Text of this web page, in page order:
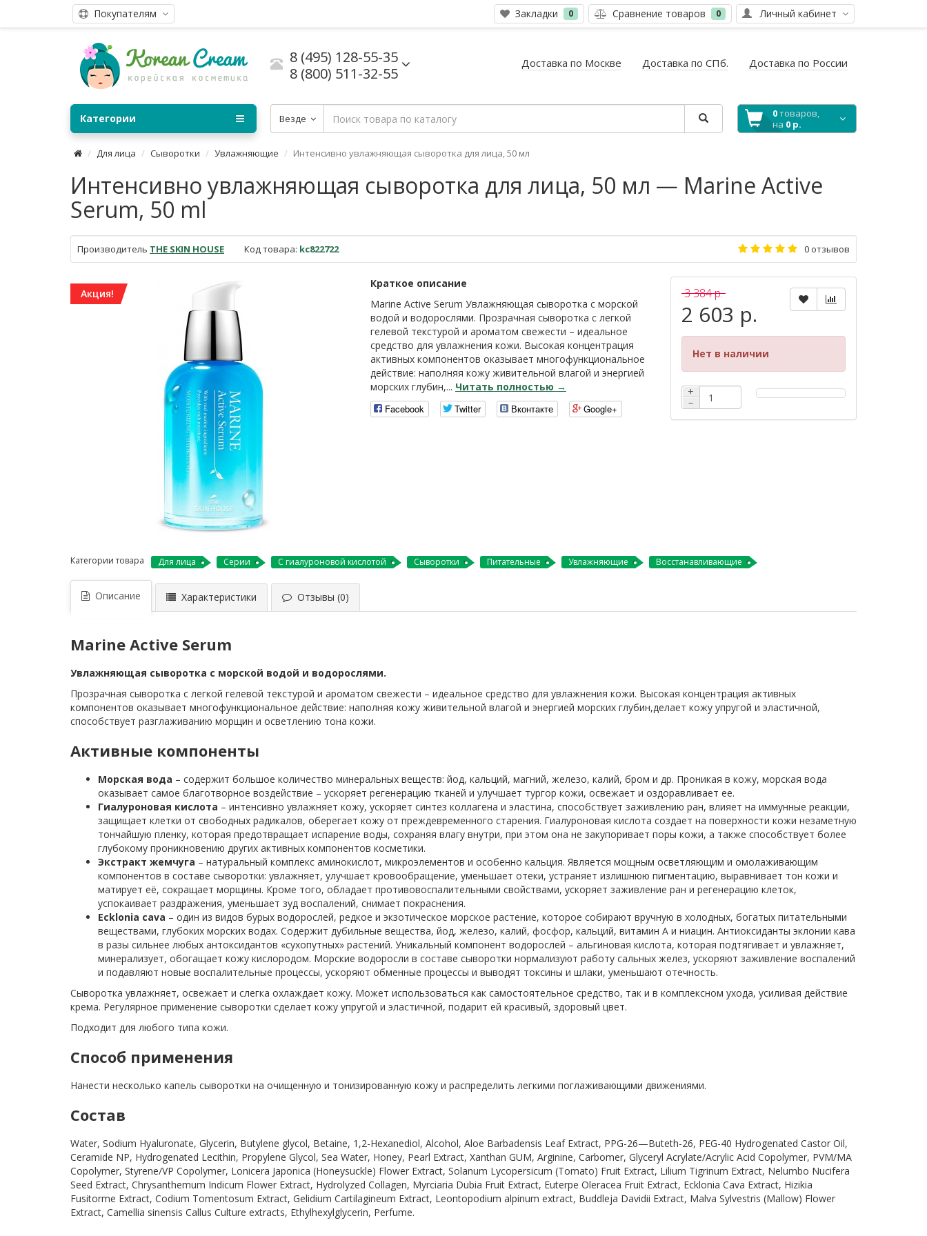
Личный кабинет
Покупателям Закладки 0 Сравнение товаров 0
8 (495) 128-55-35
8 (800) 511-32-55
Доставка по Москве Доставка по СПб. Доставка по России
Везде 0товаров,
на 0 р.
Категории
Для лица Сыворотки Увлажняющие Интенсивно увлажняющая сыворотка для лица, 50 мл
Интенсивно увлажняющая сыворотка для лица, 50 мл — Marine Active
Serum, 50 ml
Производитель THE SKIN HOUSE Код товара: kc822722 0 отзывов
Акция!
Краткое описание
Marine Active Serum Увлажняющая сыворотка с морской
водой и водорослями. Прозрачная сыворотка с легкой
гелевой текстурой и ароматом свежести – идеальное
средство для увлажнения кожи. Высокая концентрация
активных компонентов оказывает многофункциональное
действие: наполняя кожу живительной влагой и энергией
морских глубин,... Читать полностью →
Facebook
Twitter Вконтакте Google+
3 384 р.
2 603 р.
Нет в наличии
+
−
Категории товара Для лица Серии С гиалуроновой кислотой Сыворотки Питательные Увлажняющие Восстанавливающие
Описание Характеристики Отзывы (0)
Marine Active Serum
Увлажняющая сыворотка с морской водой и водорослями.
Прозрачная сыворотка с легкой гелевой текстурой и ароматом свежести – идеальное средство для увлажнения кожи. Высокая концентрация активных
компонентов оказывает многофункциональное действие: наполняя кожу живительной влагой и энергией морских глубин,делает кожу упругой и эластичной,
способствует разглаживанию морщин и осветлению тона кожи.
Активные компоненты
Морская вода – содержит большое количество минеральных веществ: йод, кальций, магний, железо, калий, бром и др. Проникая в кожу, морская вода
оказывает самое благотворное воздействие – ускоряет регенерацию тканей и улучшает тургор кожи, освежает и оздоравливает ее.
Гиалуроновая кислота – интенсивно увлажняет кожу, ускоряет синтез коллагена и эластина, способствует заживлению ран, влияет на иммунные реакции,
защищает клетки от свободных радикалов, оберегает кожу от преждевременного старения. Гиалуроновая кислота создает на поверхности кожи незаметную
тончайшую пленку, которая предотвращает испарение воды, сохраняя влагу внутри, при этом она не закупоривает поры кожи, а также способствует более
глубокому проникновению других активных компонентов косметики.
Экстракт жемчуга – натуральный комплекс аминокислот, микроэлементов и особенно кальция. Является мощным осветляющим и омолаживающим
компонентов в составе сыворотки: увлажняет, улучшает кровообращение, уменьшает отеки, устраняет излишнюю пигментацию, выравнивает тон кожи и
матирует её, сокращает морщины. Кроме того, обладает противовоспалительными свойствами, ускоряет заживление ран и регенерацию клеток,
успокаивает раздражения, уменьшает зуд воспалений, снимает покраснения.
Ecklonia cava – один из видов бурых водорослей, редкое и экзотическое морское растение, которое собирают вручную в холодных, богатых питательными
веществами, глубоких морских водах. Содержит дубильные вещества, йод, железо, калий, фосфор, кальций, витамин А и ниацин. Антиоксиданты эклонии кава
в разы сильнее любых антоксидантов «сухопутных» растений. Уникальный компонент водорослей – альгиновая кислота, которая подтягивает и увлажняет,
минерализует, обогащает кожу кислородом. Морские водоросли в составе сыворотки нормализуют работу сальных желез, ускоряют заживление воспалений
и подавляют новые воспалительные процессы, ускоряют обменные процессы и выводят токсины и шлаки, уменьшают отечность.
Сыворотка увлажняет, освежает и слегка охлаждает кожу. Может использоваться как самостоятельное средство, так и в комплексном ухода, усиливая действие
крема. Регулярное применение сыворотки сделает кожу упругой и эластичной, подарит ей красивый, здоровый цвет.
Подходит для любого типа кожи.
Способ применения
Нанести несколько капель сыворотки на очищенную и тонизированную кожу и распределить легкими поглаживающими движениями.
Состав
Water, Sodium Hyaluronate, Glycerin, Butylene glycol, Betaine, 1,2-Hexanediol, Alcohol, Aloe Barbadensis Leaf Extract, PPG-26—Buteth-26, PEG-40 Hydrogenated Castor Oil,
Ceramide NP, Hydrogenated Lecithin, Propylene Glycol, Sea Water, Honey, Pearl Extract, Xanthan GUM, Arginine, Carbomer, Glyceryl Acrylate/Acrylic Acid Copolymer, PVM/MA
Copolymer, Styrene/VP Copolymer, Lonicera Japonica (Honeysuckle) Flower Extract, Solanum Lycopersicum (Tomato) Fruit Extract, Lilium Tigrinum Extract, Nelumbo Nucifera
Seed Extract, Chrysanthemum Indicum Flower Extract, Hydrolyzed Collagen, Myrciaria Dubia Fruit Extract, Euterpe Oleracea Fruit Extract, Ecklonia Cava Extract, Hizikia
Fusitorme Extract, Codium Tomentosum Extract, Gelidium Cartilagineum Extract, Leontopodium alpinum extract, Buddleja Davidii Extract, Malva Sylvestris (Mallow) Flower
Extract, Camellia sinensis Callus Culture extracts, Ethylhexylglycerin, Perfume.